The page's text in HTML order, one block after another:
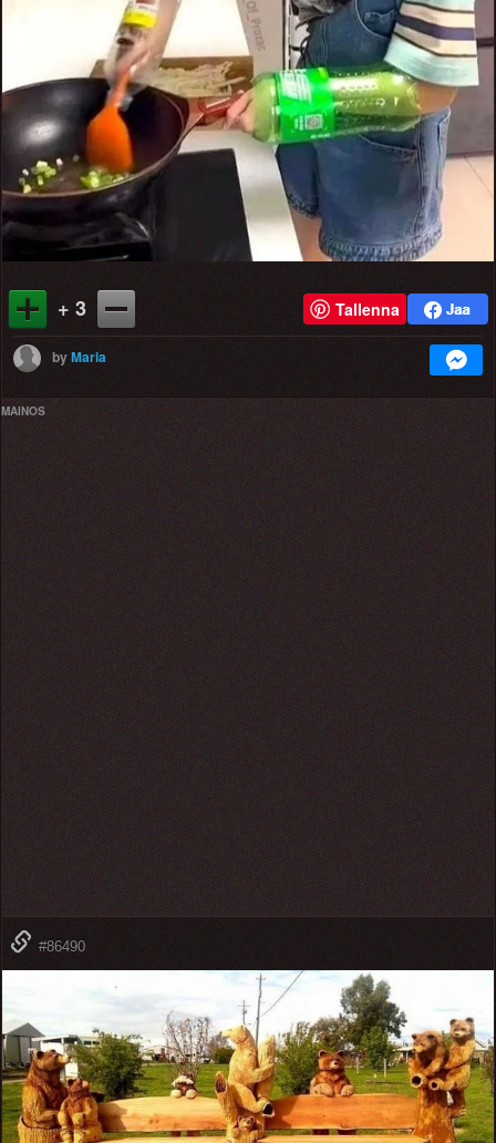
+ 3 Tallenna
byMaria
MAINOS
#86490